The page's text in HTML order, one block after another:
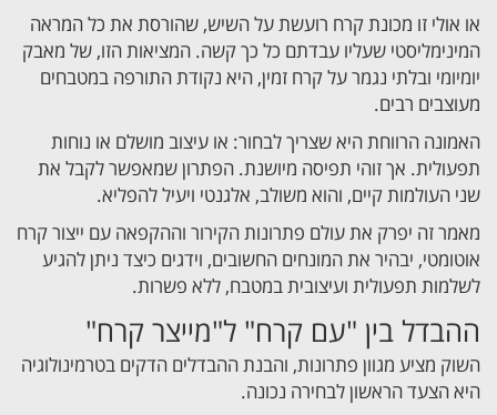
או אולי זו מכונת קרח רועשת על השיש, שהורסת את כל המראה
המינימליסטי שעליו עבדתם כל כך קשה. המציאות הזו, של מאבק
יומיומי ובלתי נגמר על קרח זמין, היא נקודת התורפה במטבחים
מעוצבים רבים.
האמונה הרווחת היא שצריך לבחור: או עיצוב מושלם או נוחות
תפעולית. אך זוהי תפיסה מיושנת. הפתרון שמאפשר לקבל את
שני העולמות קיים, והוא משולב, אלגנטי ויעיל להפליא.
מאמר זה יפרק את עולם פתרונות הקירור וההקפאה עם ייצור קרח
אוטומטי, יבהיר את המונחים החשובים, וידגים כיצד ניתן להגיע
לשלמות תפעולית ועיצובית במטבח, ללא פשרות.
ההבדל בין "עם קרח" ל"מייצר קרח"
השוק מציע מגוון פתרונות, והבנת ההבדלים הדקים בטרמינולוגיה
היא הצעד הראשון לבחירה נכונה.